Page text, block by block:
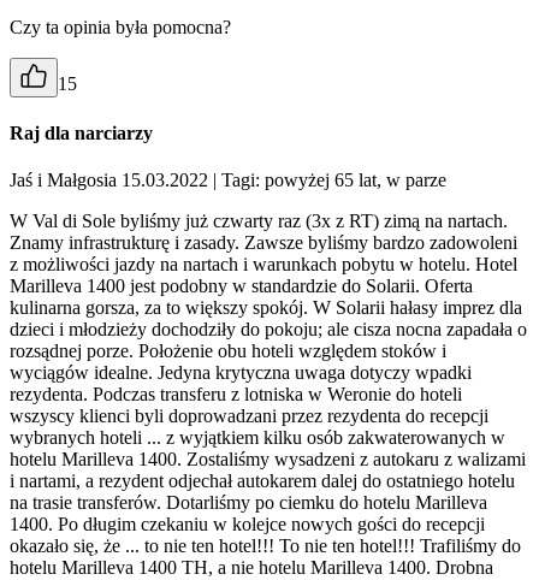
Czy ta opinia była pomocna?
15
Raj dla narciarzy
Jaś i Małgosia 15.03.2022 | Tagi: powyżej 65 lat, w parze
W Val di Sole byliśmy już czwarty raz (3x z RT) zimą na nartach.
Znamy infrastrukturę i zasady. Zawsze byliśmy bardzo zadowoleni
z możliwości jazdy na nartach i warunkach pobytu w hotelu. Hotel
Marilleva 1400 jest podobny w standardzie do Solarii. Oferta
kulinarna gorsza, za to większy spokój. W Solarii hałasy imprez dla
dzieci i młodzieży dochodziły do pokoju; ale cisza nocna zapadała o
rozsądnej porze. Położenie obu hoteli względem stoków i
wyciągów idealne. Jedyna krytyczna uwaga dotyczy wpadki
rezydenta. Podczas transferu z lotniska w Weronie do hoteli
wszyscy klienci byli doprowadzani przez rezydenta do recepcji
wybranych hoteli ... z wyjątkiem kilku osób zakwaterowanych w
hotelu Marilleva 1400. Zostaliśmy wysadzeni z autokaru z walizami
i nartami, a rezydent odjechał autokarem dalej do ostatniego hotelu
na trasie transferów. Dotarliśmy po ciemku do hotelu Marilleva
1400. Po długim czekaniu w kolejce nowych gości do recepcji
okazało się, że ... to nie ten hotel!!! To nie ten hotel!!! Trafiliśmy do
hotelu Marilleva 1400 TH, a nie hotelu Marilleva 1400. Drobna